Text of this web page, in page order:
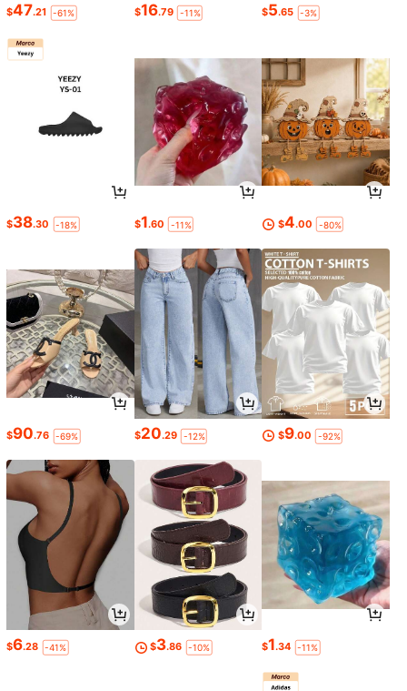
$47.21 -61% $16.79 -11% $5.65 -3%
$38.30 -18% $1.60 -11% $4.00 -80%
$90.76 -69% $20.29 -12% $9.00 -92%
$6.28 -41% $3.86 -10% $1.34 -11%